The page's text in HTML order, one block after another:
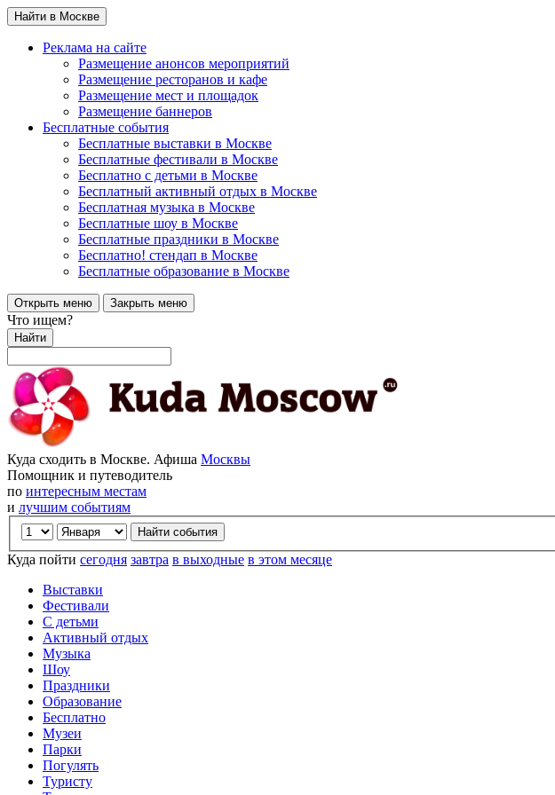
Найти в Москве
Реклама на сайте
Размещение анонсов мероприятий
Размещение ресторанов и кафе
Размещение мест и площадок
Размещение баннеров
Бесплатные события
Бесплатные выставки в Москве
Бесплатные фестивали в Москве
Бесплатно с детьми в Москве
Бесплатный активный отдых в Москве
Бесплатная музыка в Москве
Бесплатные шоу в Москве
Бесплатные праздники в Москве
Бесплатно! стендап в Москве
Бесплатные образование в Москве
Открыть меню Закрыть меню
Что ищем?
Найти
Куда сходить в Москве. Афиша Москвы
Помощник и путеводитель
по интересным местам
и лучшим событиям
Куда пойти сегодня завтра в выходные в этом месяце
Выставки
Фестивали
С детьми
Активный отдых
Музыка
Шоу
Праздники
Образование
Бесплатно
Музеи
Парки
Погулять
Туристу